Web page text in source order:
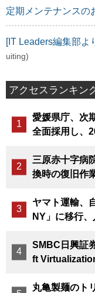
定期メンテナンスの
[IT Leaders編集部よ
uiting)
アクセスランキン
愛媛県庁、次
全面採用し、
三原赤十字病
換時の復旧作
ヤマト運輸、
NY」に移行
SMBC日興証
ft
丸亀製麺のト